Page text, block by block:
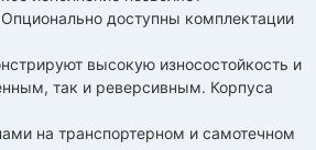
доступны комплектации
высокую износостойкость и
так и реверсивным. Корпуса
на транспортерном и самотечном